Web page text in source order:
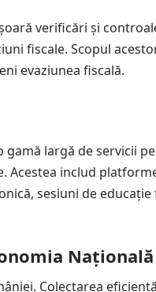
verificări și
fiscale. Scopul
evaziunea fiscală.
gamă largă de servicii
Acestea includ
sesiuni de educație
Națională
Colectarea